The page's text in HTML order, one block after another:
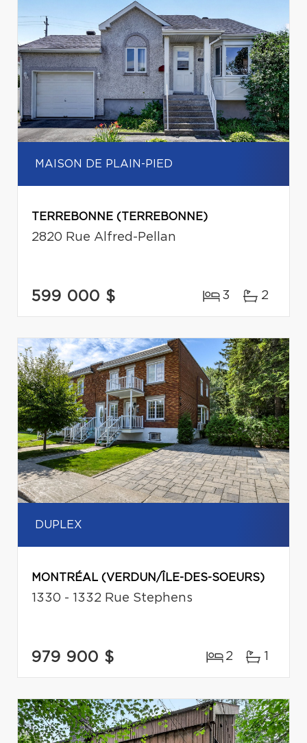
MAISON DE PLAIN-PIED
TERREBONNE (TERREBONNE)
2820 Rue Alfred-Pellan
599 000 $ 3 2
DUPLEX
MONTRÉAL (VERDUN/ÎLE-DES-SOEURS)
1330 - 1332 Rue Stephens
979 900 $ 2 1